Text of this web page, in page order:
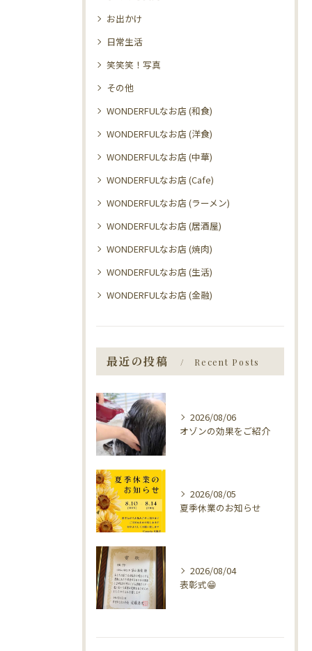
お出かけ
日常生活
笑笑笑！写真
その他
WONDERFULなお店 (和食)
WONDERFULなお店 (洋食)
WONDERFULなお店 (中華)
WONDERFULなお店 (Cafe)
WONDERFULなお店 (ラーメン)
WONDERFULなお店 (居酒屋)
WONDERFULなお店 (焼肉)
WONDERFULなお店 (生活)
WONDERFULなお店 (金融)
最近の投稿 Recent Posts
2026/08/06
オゾンの効果をご紹介
2026/08/05
夏季休業のお知らせ
2026/08/04
表彰式😁